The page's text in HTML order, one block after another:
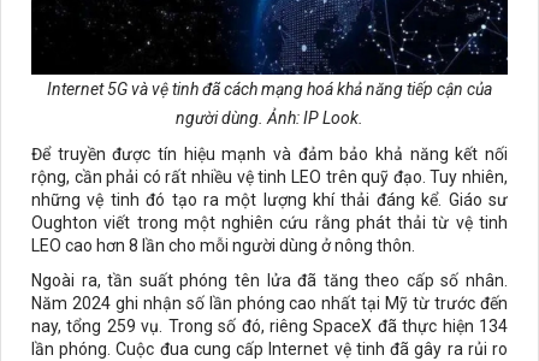
Internet 5G và vệ tinh đã cách mạng hoá khả năng tiếp cận của
người dùng. Ảnh: IP Look.
Để truyền được tín hiệu mạnh và đảm bảo khả năng kết nối
rộng, cần phải có rất nhiều vệ tinh LEO trên quỹ đạo. Tuy nhiên,
những vệ tinh đó tạo ra một lượng khí thải đáng kể. Giáo sư
Oughton viết trong một nghiên cứu rằng phát thải từ vệ tinh
LEO cao hơn 8 lần cho mỗi người dùng ở nông thôn.
Ngoài ra, tần suất phóng tên lửa đã tăng theo cấp số nhân.
Năm 2024 ghi nhận số lần phóng cao nhất tại Mỹ từ trước đến
nay, tổng 259 vụ. Trong số đó, riêng SpaceX đã thực hiện 134
lần phóng. Cuộc đua cung cấp Internet vệ tinh đã gây ra rủi ro